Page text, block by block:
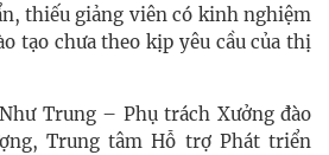
thiếu giảng viên có kinh nghiệm
tạo chưa theo kịp yêu cầu của thị
Trung – Phụ trách Xưởng đào
Trung tâm Hỗ trợ Phát triển